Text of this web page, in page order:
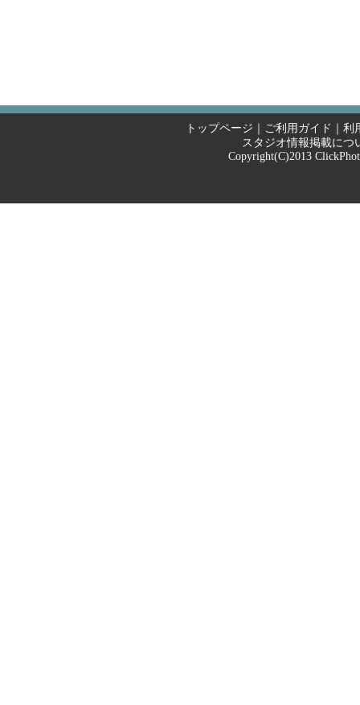
トップページ ｜ ご利用ガイド ｜ 利
スタジオ情報掲載につ
Copyright(C)2013